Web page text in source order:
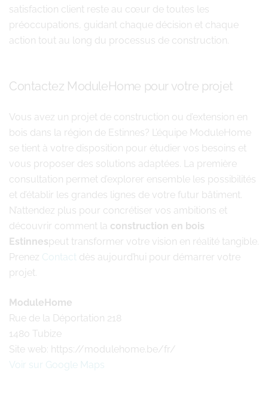
satisfaction client reste au cœur de toutes les
préoccupations, guidant chaque décision et chaque
action tout au long du processus de construction.
Contactez ModuleHome pour votre projet
Vous avez un projet de construction ou d’extension en
bois dans la région de Estinnes? L’équipe ModuleHome
se tient à votre disposition pour étudier vos besoins et
vous proposer des solutions adaptées. La première
consultation permet d’explorer ensemble les possibilités
et d’établir les grandes lignes de votre futur bâtiment.
N’attendez plus pour concrétiser vos ambitions et
découvrir comment la construction en bois
Estinnespeut transformer votre vision en réalité tangible.
Prenez Contact dès aujourd’hui pour démarrer votre
projet.
ModuleHome
Rue de la Déportation 218
1480 Tubize
Site web: https://modulehome.be/fr/
Voir sur Google Maps